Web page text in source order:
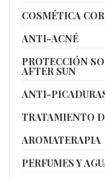
COSMÉTICA
ANTI-ACNÉ
PROTECCIÓN
AFTER SUN
ANTI-
TRATAMIENTO
AROMATERAPIA
PERFUMES Y